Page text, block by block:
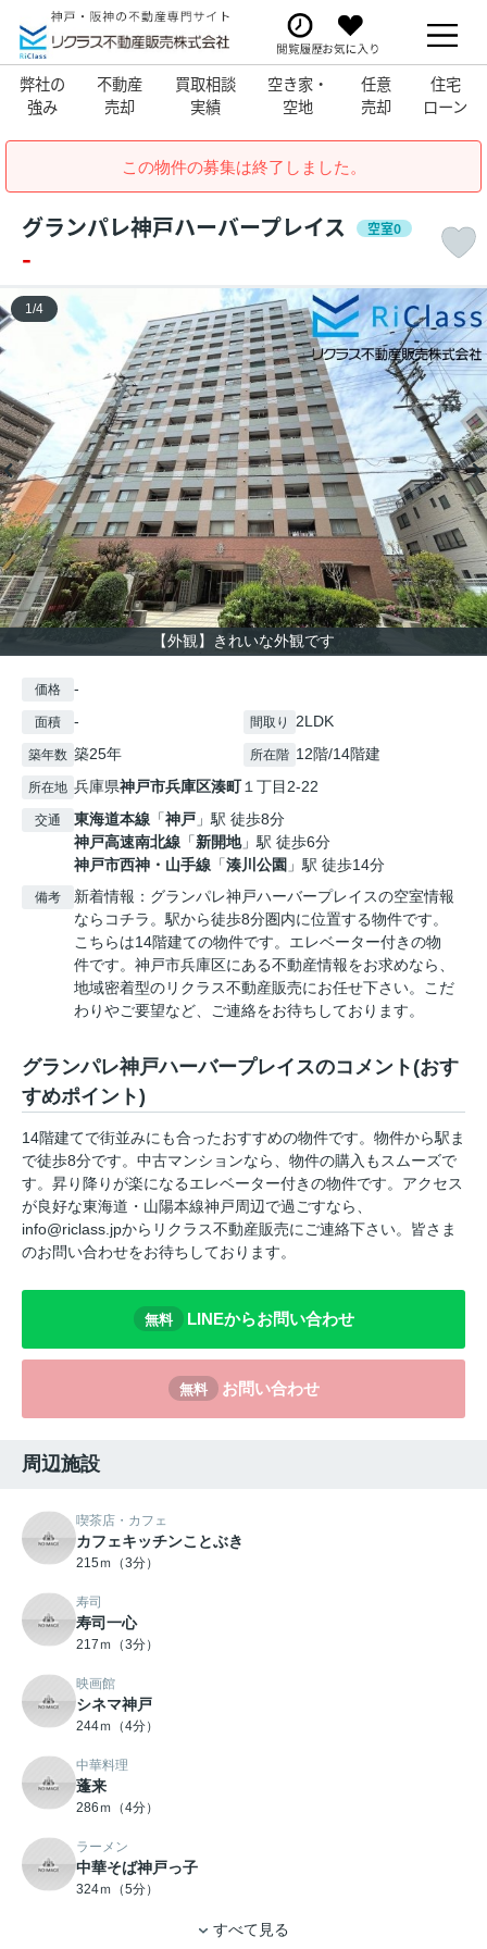
弊社の
強み
不動産
売却
買取相談
実績
空き家・
空地
任意
売却
住宅
ローン
この物件の募集は終了しました。
グランパレ神戸ハーバープレイス 空室0
-
【外観】きれいな外観です
1/4
価格 -
面積 - 間取り 2LDK
築年数 築25年 所在階 12階/14階建
所在地 兵庫県神戸市兵庫区湊町１丁目2-22
交通 東海道本線 「神戸 」駅 徒歩8分
神戸高速南北線 「新開地」駅 徒歩6分
神戸市西神・山手線 「湊川公園 」駅 徒歩14分
備考
新着情報：グランパレ神戸ハーバープレイスの空室情報
ならコチラ。駅から徒歩8分圏内に位置する物件です。
こちらは14階建ての物件です。エレベーター付きの物
件です。神戸市兵庫区にある不動産情報をお求めなら、
地域密着型のリクラス不動産販売にお任せ下さい。こだ
わりやご要望など、ご連絡をお待ちしております。
グランパレ神戸ハーバープレイスのコメント(おす
すめポイント)
14階建てで街並みにも合ったおすすめの物件です。物件から駅ま
で徒歩8分です。中古マンションなら、物件の購入もスムーズで
す。昇り降りが楽になるエレベーター付きの物件です。アクセス
が良好な東海道・山陽本線神戸周辺で過ごすなら、
info@riclass.jpからリクラス不動産販売にご連絡下さい。皆さま
のお問い合わせをお待ちしております。
無料 LINEからお問い合わせ
無料 お問い合わせ
周辺施設
喫茶店・カフェ
カフェキッチンことぶき
215ｍ（3分）
寿司
寿司一心
217ｍ（3分）
映画館
シネマ神戸
244ｍ（4分）
中華料理
蓬来
286ｍ（4分）
ラーメン
中華そば神戸っ子
324ｍ（5分）
すべて見る